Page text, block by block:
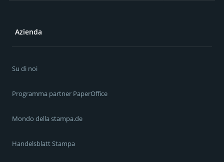
Azienda
Su di noi
Programma partner PaperOffice
Mondo della stampa.de
Handelsblatt Stampa